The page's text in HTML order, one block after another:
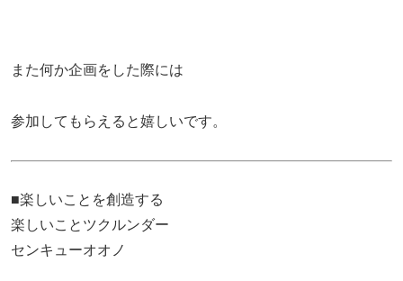
また何か企画をした際には
参加してもらえると嬉しいです。
■楽しいことを創造する
楽しいことツクルンダー
センキューオオノ